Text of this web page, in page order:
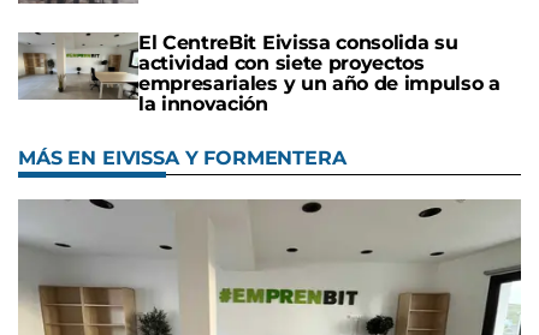
El CentreBit Eivissa consolida su
actividad con siete proyectos
empresariales y un año de impulso a
la innovación
MÁS EN EIVISSA Y FORMENTERA